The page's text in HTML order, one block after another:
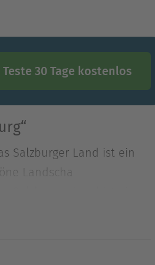
Teste 30 Tage kostenlos
Salzburger Land ist ein
Landscha
Landschaftseindrücke